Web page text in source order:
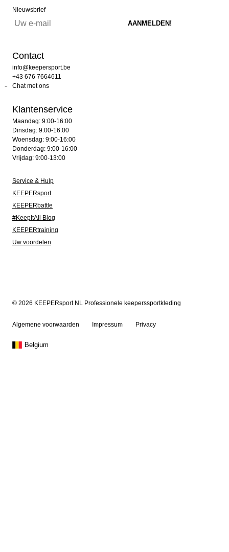
Nieuwsbrief
Contact
info@keepersport.be
+43 676 7664611
Chat met ons
Klantenservice
Maandag: 9:00-16:00
Dinsdag: 9:00-16:00
Woensdag: 9:00-16:00
Donderdag: 9:00-16:00
Vrijdag: 9:00-13:00
Service & Hulp
KEEPERsport
KEEPERbattle
#KeepItAll Blog
KEEPERtraining
Uw voordelen
© 2026 KEEPERsport NL Professionele keeperssportkleding
Algemene voorwaarden Impressum Privacy
Belgium